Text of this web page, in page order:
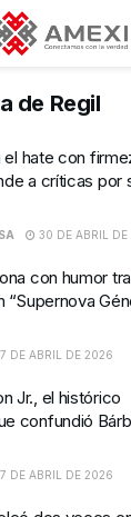
de Regil
hate con
a críticas por
30 DE ABRIL
con humor
“Supernova
DE ABRIL DE 2026
Jr., el histórico
confundió
DE ABRIL DE 2026